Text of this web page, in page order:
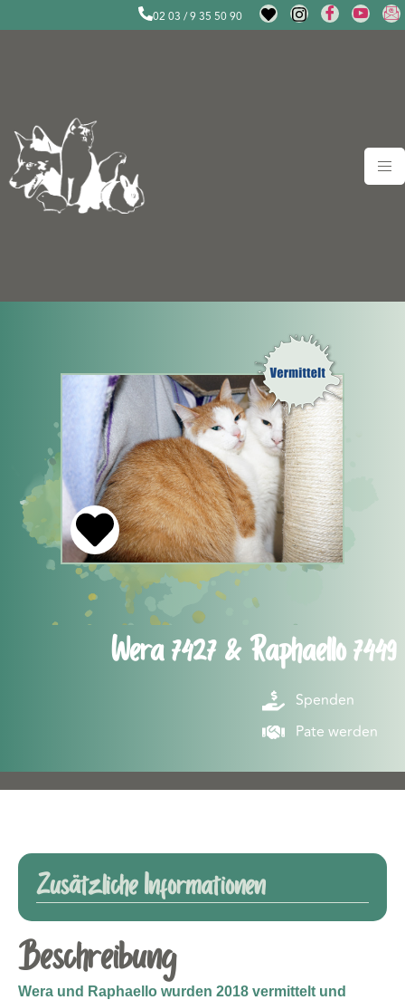
02 03 / 9 35 50 90
Wera 7427 & Raphaello 7449
Spenden
Pate werden
Zusätzliche Informationen
Beschreibung
Wera und Raphaello wurden 2018 vermittelt und